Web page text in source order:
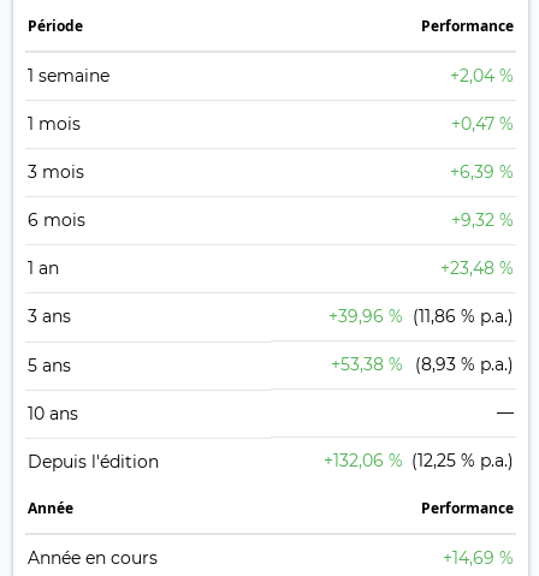
Période Performance
1 semaine +2,04 %
1 mois +0,47 %
3 mois +6,39 %
6 mois +9,32 %
1 an +23,48 %
3 ans +39,96 % (11,86 % p.a.)
5 ans +53,38 % (8,93 % p.a.)
10 ans —
Depuis l'édition +132,06 % (12,25 % p.a.)
Année Performance
Année en cours +14,69 %